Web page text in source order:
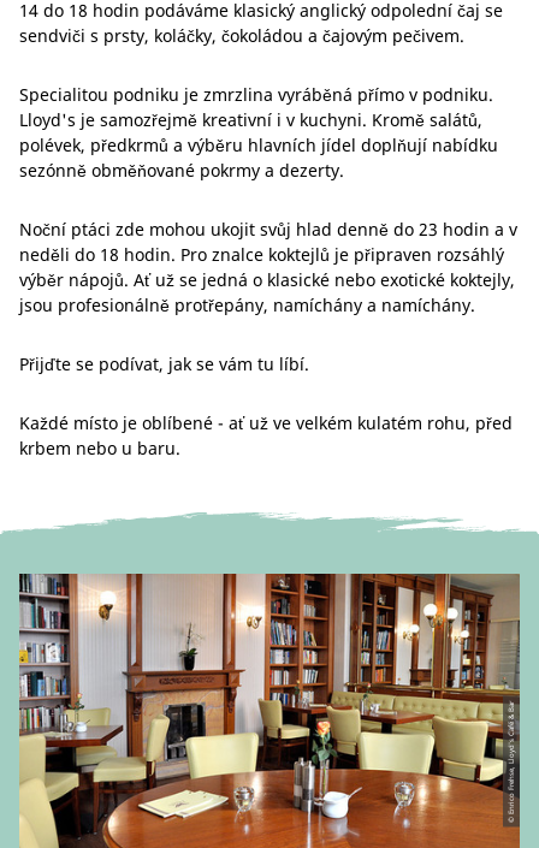
14 do 18 hodin podáváme klasický anglický odpolední čaj se
sendviči s prsty, koláčky, čokoládou a čajovým pečivem.
Specialitou podniku je zmrzlina vyráběná přímo v podniku.
Lloyd's je samozřejmě kreativní i v kuchyni. Kromě salátů,
polévek, předkrmů a výběru hlavních jídel doplňují nabídku
sezónně obměňované pokrmy a dezerty.
Noční ptáci zde mohou ukojit svůj hlad denně do 23 hodin a v
neděli do 18 hodin. Pro znalce koktejlů je připraven rozsáhlý
výběr nápojů. Ať už se jedná o klasické nebo exotické koktejly,
jsou profesionálně protřepány, namíchány a namíchány.
Přijďte se podívat, jak se vám tu líbí.
Každé místo je oblíbené - ať už ve velkém kulatém rohu, před
krbem nebo u baru.
© Enrico Frehse, Lloyd's Café & Bar